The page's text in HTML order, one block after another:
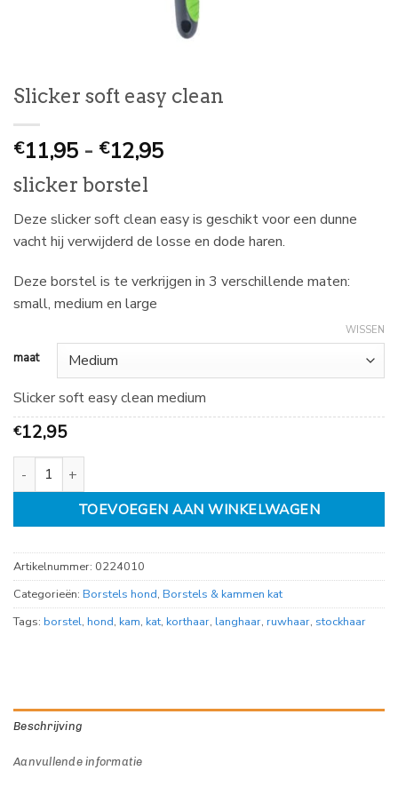
Slicker soft easy clean
€11,95 - €12,95Prijsklasse:
tot
€
slicker borstel
Deze slicker soft clean easy is geschikt voor een dunne
vacht hij verwijderd de losse en dode haren.
Deze borstel is te verkrijgen in 3 verschillende maten:
small, medium en large
maat
WISSEN
Slicker soft easy clean medium
€12,95
Slicker soft easy clean aantal
TOEVOEGEN AAN WINKELWAGEN
Artikelnummer: 0224010
Categorieën: Borstels hond, Borstels & kammen kat
Tags: borstel, hond, kam, kat, korthaar, langhaar, ruwhaar, stockhaar
Beschrijving
Aanvullende informatie